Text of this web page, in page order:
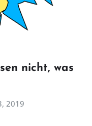
nicht, was
2019